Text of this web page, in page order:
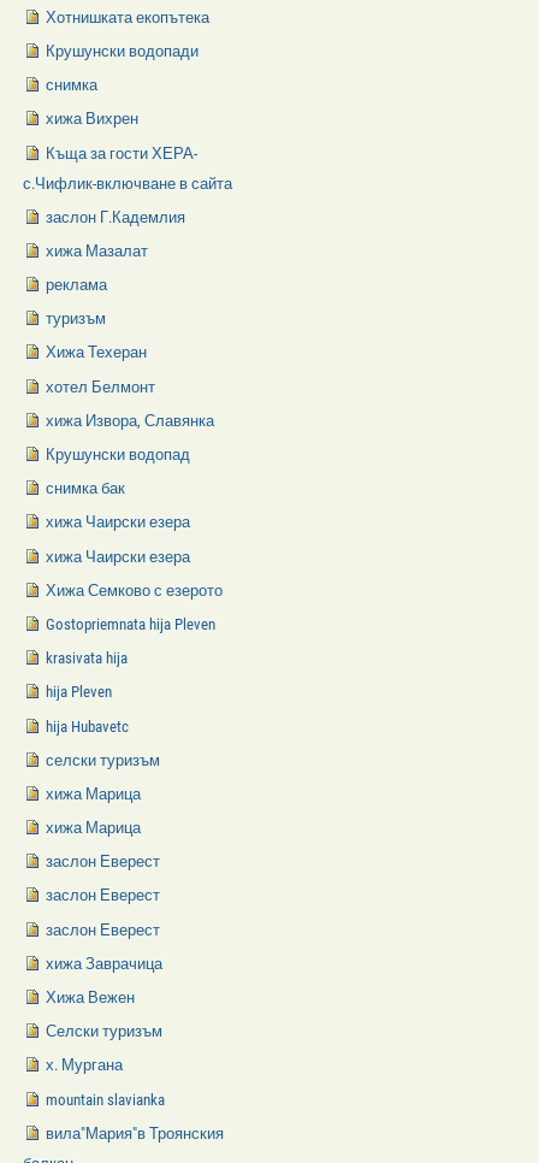
Хотнишката екопътека
Крушунски водопади
снимка
хижа Вихрен
Къща за гости ХЕРА-
с.Чифлик-включване в сайта
заслон Г.Кадемлия
хижа Мазалат
реклама
туризъм
Хижа Техеран
хотел Белмонт
хижа Извора, Славянка
Крушунски водопад
снимка бак
хижа Чаирски езера
хижа Чаирски езера
Хижа Семково с езерото
Gostopriemnata hija Pleven
krasivata hija
hija Pleven
hija Hubavetc
селски туризъм
хижа Марица
хижа Марица
заслон Еверест
заслон Еверест
заслон Еверест
хижа Заврачица
Хижа Вежен
Селски туризъм
х. Мургана
mountain slavianka
вила"Мария"в Троянския